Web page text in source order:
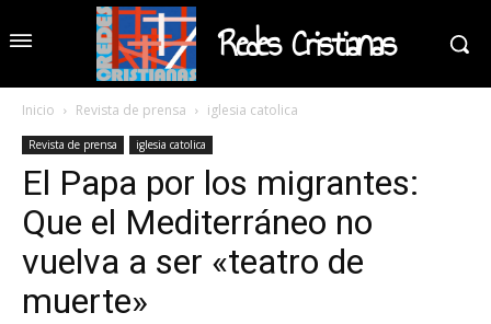
Redes Cristianas
Inicio Revista de prensa iglesia catolica
Revista de prensa iglesia catolica
El Papa por los migrantes:
Que el Mediterráneo no
vuelva a ser «teatro de
muerte»